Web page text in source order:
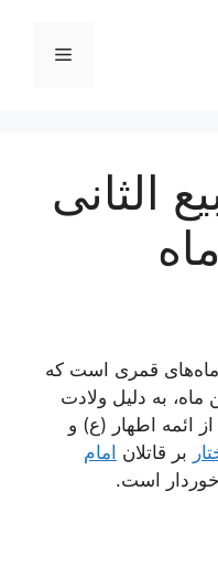
فهرست
الثانی
ماه‌های قمری است که
ماه، به دلیل ولادت
ائمه اطهار (ع) و
بر قاتلان امام
است.